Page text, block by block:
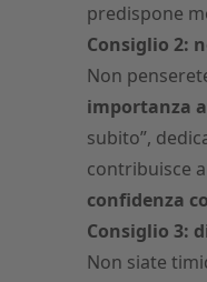
predispone
Consiglio 2:
Non
importanza
subito”,
contribuisce
confidenza
Consiglio 3:
Non siate